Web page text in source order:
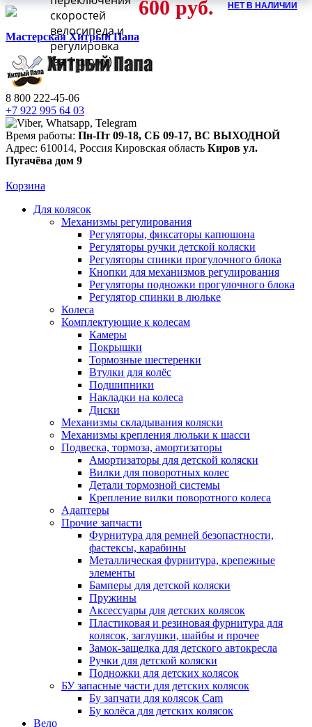
Мастерская Хитрый Папа
8 800 222-45-06
+7 922 995 64 03
Время работы: Пн-Пт 09-18, СБ 09-17, ВС ВЫХОДНОЙ
Адрес: 610014, Россия Кировская область Киров ул.
Пугачёва дом 9
Корзина
Для колясок
Механизмы регулирования
Регуляторы, фиксаторы капюшона
Регуляторы ручки детской коляски
Регуляторы спинки прогулочного блока
Кнопки для механизмов регулирования
Регуляторы подножки прогулочного блока
Регулятор спинки в люльке
Колеса
Комплектующие к колесам
Камеры
Покрышки
Тормозные шестеренки
Втулки для колёс
Подшипники
Накладки на колеса
Диски
Механизмы складывания коляски
Механизмы крепления люльки к шасси
Подвеска, тормоза, амортизаторы
Амортизаторы для детской коляски
Вилки для поворотных колес
Детали тормозной системы
Крепление вилки поворотного колеса
Адаптеры
Прочие запчасти
Фурнитура для ремней безопастности,
фастексы, карабины
Металлическая фурнитура, крепежные
элементы
Бамперы для детской коляски
Пружины
Аксессуары для детских колясок
Пластиковая и резиновая фурнитура для
колясок, заглушки, шайбы и прочее
Замок-защелка для детского автокресла
Ручки для детской коляски
Подножки для детских колясок
БУ запасные части для детских колясок
Бу запчати для колясок Cam
Бу колёса для детских колясок
Вело
скоростей
велосипеда и
регулировка
(за 1 штуку)
600руб. НЕТ В НАЛИЧИИ